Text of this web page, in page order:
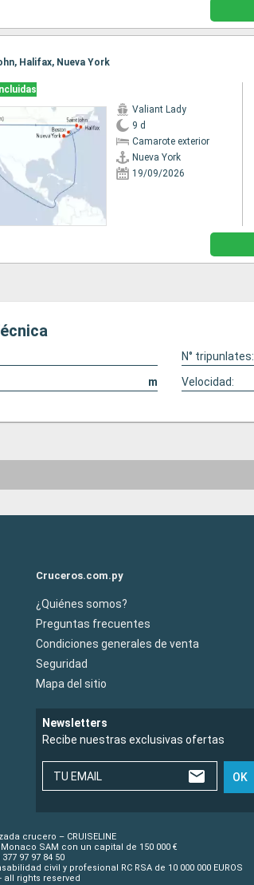
Halifax, Nueva York
Valiant Lady
9 d
Camarote exterior
Nueva York
19/09/2026
N° tripunlates:
m Velocidad:
Cruceros.com.py
¿Quiénes somos?
Preguntas frecuentes
Condiciones generales de venta
Seguridad
Mapa del sitio
Newsletters
Recibe nuestras exclusivas ofertas
TU EMAIL OK
crucero – CRUISELINE
SAM con un capital de 150 000 €
97 97 84 50
civil y profesional RC RSA de 10 000 000 EUROS
all rights reserved